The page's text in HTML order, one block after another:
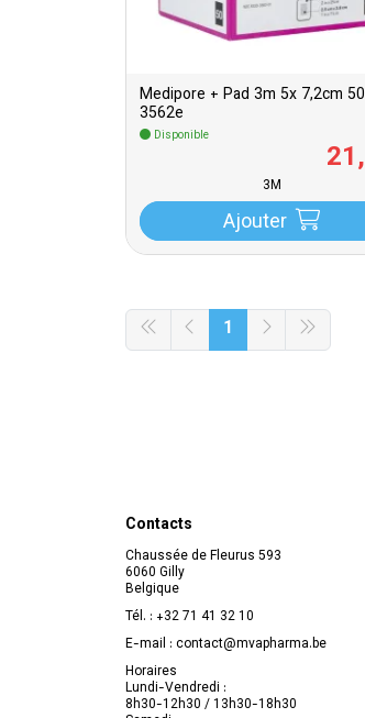
Medipore + Pad 3m 5x 7,2cm 50
3562e
Disponible
21,
3M
Ajouter
1
Contacts
Chaussée de Fleurus 593
6060 Gilly
Belgique
Tél. : +32 71 41 32 10
E-mail : contact@mvapharma.be
Horaires
Lundi-Vendredi :
8h30-12h30 / 13h30-18h30